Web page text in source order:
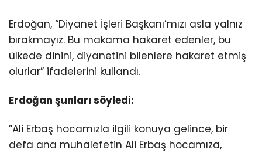
Erdoğan, “Diyanet İşleri Başkanı’mızı asla yalnız
bırakmayız. Bu makama hakaret edenler, bu
ülkede dinini, diyanetini bilenlere hakaret etmiş
olurlar” ifadelerini kullandı.
Erdoğan şunları söyledi:
”Ali Erbaş hocamızla ilgili konuya gelince, bir
defa ana muhalefetin Ali Erbaş hocamıza,